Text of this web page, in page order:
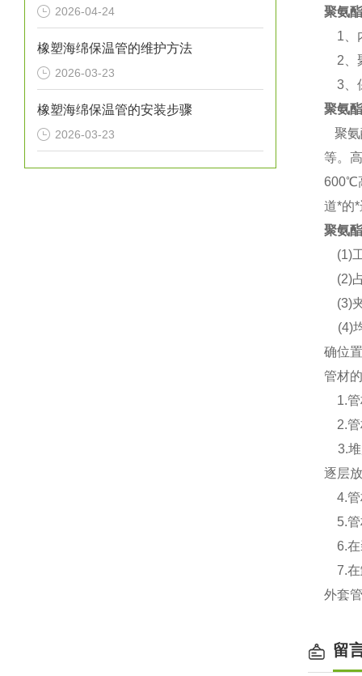
2026-04-24
橡塑海绵保温管的维护方法
2026-03-23
橡塑海绵保温管的安装步骤
2026-03-23
聚氨
1、
2、
3、
聚氨
聚氨
等。
600℃
道*的
聚氨
(1)
(2)
(3)
(4)
确位
管材
1.管
2.管
3.堆
逐层
4.管
5.管
6.在
7.在
外套
留